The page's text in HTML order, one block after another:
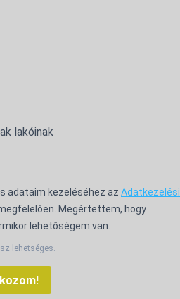
lakóinak
adataim kezeléséhez az Adatkezelési
Megértettem, hogy
lehetőségem van.
lehetséges.